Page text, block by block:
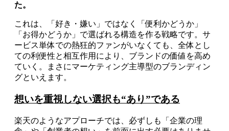
た。
これは、「好き・嫌い」ではなく「便利かどうか」
「お得かどうか」で選ばれる構造を作る戦略です。サ
ービス単体での熱狂的ファンがいなくても、全体とし
ての利便性と相互作用により、ブランドの価値を高め
ていく。まさにマーケティング主導型のブランディン
グといえます。
想いを重視しない選択も“あり”である
楽天のようなアプローチでは、必ずしも「企業の理